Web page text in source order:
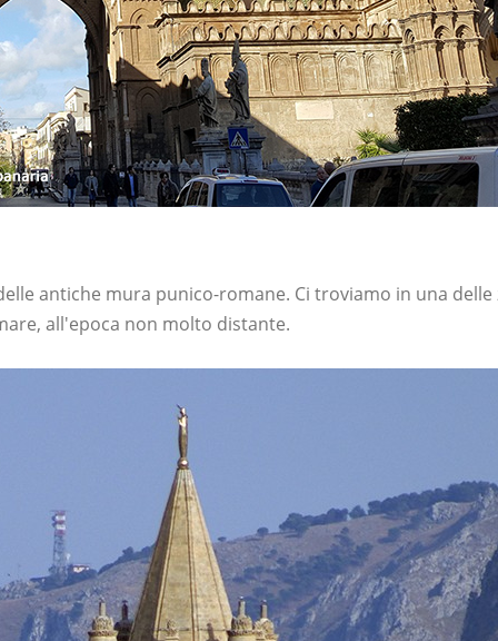
antiche mura punico-romane. Ci troviamo in una delle
all'epoca non molto distante.